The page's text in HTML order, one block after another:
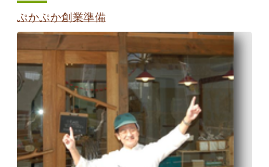
ぷかぷか創業準備